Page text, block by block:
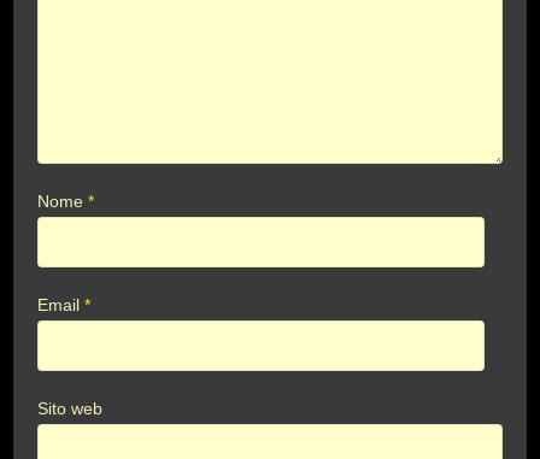
Nome*
Email*
Sito web